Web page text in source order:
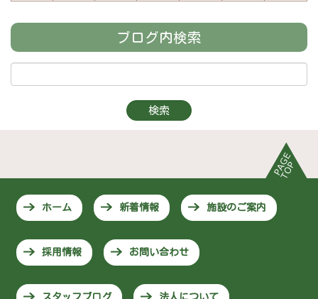
ブログ内検索
ホーム 新着情報 施設のご案内
採用情報 お問い合わせ
スタッフブログ 法人について